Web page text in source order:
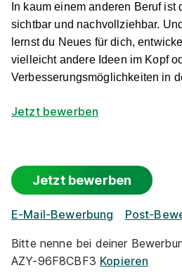
In kaum einem anderen Beruf ist
sichtbar und nachvollziehbar.
lernst du Neues für dich,
vielleicht andere Ideen im Kopf
Verbesserungsmöglichkeiten in
Jetzt bewerben
Jetzt bewerben
E-Mail-Bewerbung Post-
Bitte nenne bei deiner
AZY-96F8CBF3 Kopieren